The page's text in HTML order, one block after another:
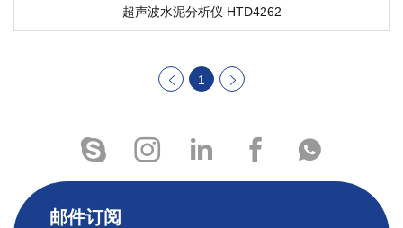
超声波水泥分析仪 HTD4262
1
邮件订阅